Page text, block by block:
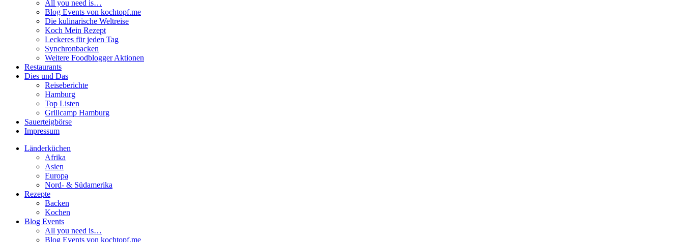
All you need is…
Blog Events von kochtopf.me
Die kulinarische Weltreise
Koch Mein Rezept
Leckeres für jeden Tag
Synchronbacken
Weitere Foodblogger Aktionen
Restaurants
Dies und Das
Reiseberichte
Hamburg
Top Listen
Grillcamp Hamburg
Sauerteigbörse
Impressum
Länderküchen
Afrika
Asien
Europa
Nord- & Südamerika
Rezepte
Backen
Kochen
Blog Events
All you need is…
Blog Events von kochtopf.me